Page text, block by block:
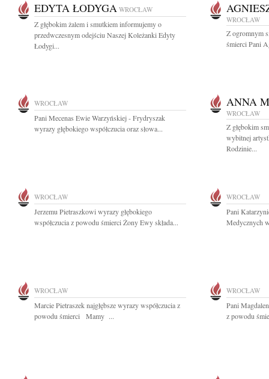
EDYTA ŁODYGA WROCŁAW
Z głębokim żalem i smutkiem informujemy o
przedwczesnym odejściu Naszej Koleżanki Edyty
Łodygi...
WROCŁAW
Z ogromnym
śmierci Pani
WROCŁAW
Pani Mecenas Ewie Warzyńskiej - Frydryszak
wyrazy głębokiego współczucia oraz słowa...
ANNA
WROCŁAW
Z głębokim
wybitnej
Rodzinie...
WROCŁAW
Jerzemu Pietraszkowi wyrazy głębokiego
współczucia z powodu śmierci Żony Ewy składa...
WROCŁAW
Pani
Medycznych
WROCŁAW
Marcie Pietraszek najgłębsze wyrazy współczucia z
powodu śmierci Mamy ...
WROCŁAW
Pani
z powodu